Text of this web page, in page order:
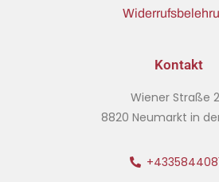
Kontakt
Wiener Straße
8820 Neumarkt in